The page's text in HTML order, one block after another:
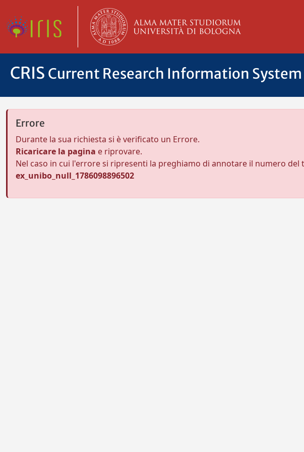
CRIS Current Research Information System
Errore
Durante la sua richiesta si è verificato un Errore.
Ricaricare la pagina e riprovare.
Nel caso in cui l'errore si ripresenti la preghiamo di annotare il numero
ex_unibo_null_1786098896502